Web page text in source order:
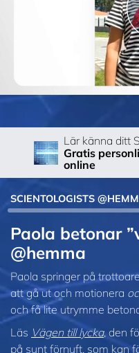
Lär känna ditt
Gratis
online
SCIENTOLOGISTS
Paola betonar
@hemma
Paola springer på
att gå ut och motionera
och få lite utrymme
Läs Vägen till lycka, den
på sunt förnuft, som kan